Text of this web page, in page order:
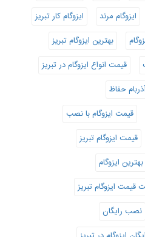
ایزوگام مرند
ایزوگام کار تبریز
بهترین ایزوگام تبریز
قیمت انواع ایزوگام در تبریز
حفاظ
قیمت ایزوگام با نصب
قیمت ایزوگام تبریز
ایزوگام
قیمت ایزوگام تبریز
نصب رایگان